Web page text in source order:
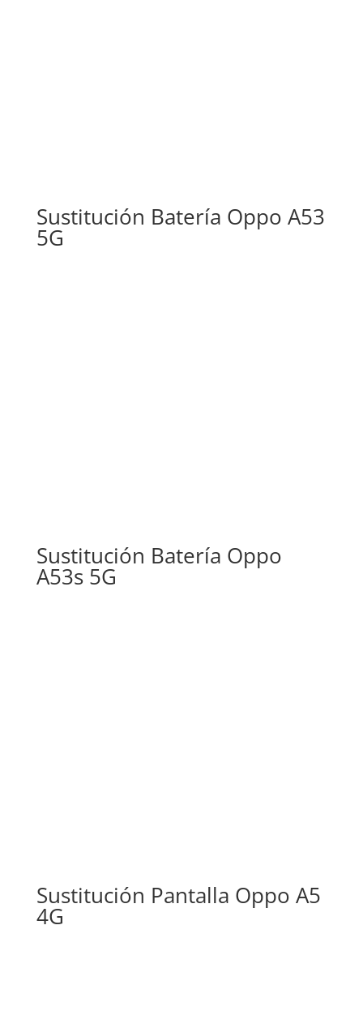
Sustitución Batería Oppo A53
5G
Sustitución Batería Oppo
A53s 5G
Sustitución Pantalla Oppo A5
4G